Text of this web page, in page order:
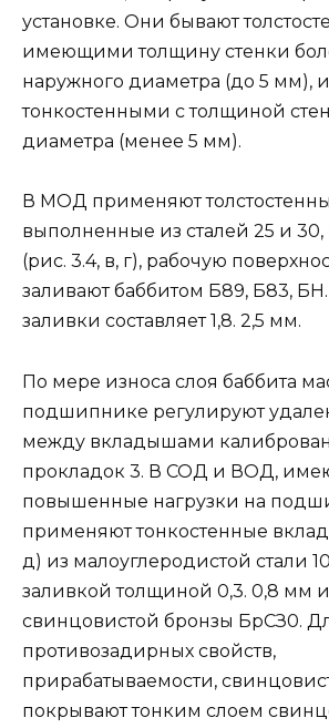
установке. Они бывают
имеющими толщину стенки
наружного диаметра (до 5 мм), и
тонкостенными с толщиной
диаметра (менее 5 мм).
В МОД применяют
выполненные из сталей 25 и
(рис. 3.4, в, г), рабочую
заливают баббитом Б89, Б83,
заливки составляет 1,8. 2,5 мм.
По мере износа слоя баббита
подшипнике регулируют
между вкладышами
прокладок 3. В СОД и ВОД,
повышенные нагрузки на
применяют тонкостенные
д) из малоуглеродистой стали
заливкой толщиной 0,3. 0,8 мм
свинцовистой бронзы БрСЗ0.
противозадирных свойств,
прирабатываемости,
покрывают тонким слоем